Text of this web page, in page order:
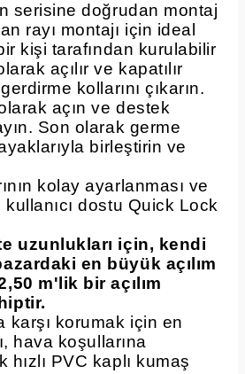
serisine doğrudan montaj
rayı montajı için ideal
kişi tarafından kurulabilir
açılır ve kapatılır
kollarını çıkarın.
açın ve destek
Son olarak germe
birleştirin ve
kolay ayarlanması ve
dostu Quick Lock
uzunlukları için, kendi
en büyük açılım
m'lik bir açılım
karşı korumak için en
hava koşullarına
hızlı PVC kaplı kumaş